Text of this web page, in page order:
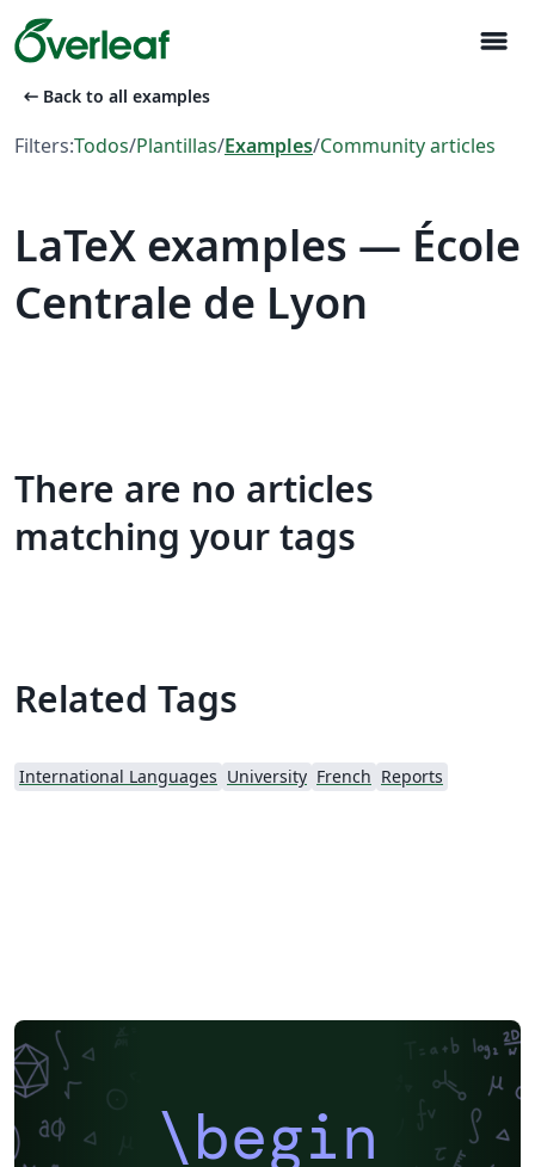
menu
arrow_left_alt Back to all examples
Filters:Todos/Plantillas/Examples/Community articles
LaTeX examples — École
Centrale de Lyon
There are no articles
matching your tags
Related Tags
International Languages University French Reports
\begin